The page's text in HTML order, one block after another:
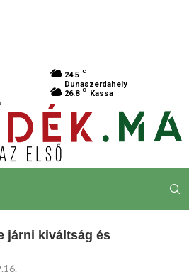
24.5 C
Dunaszerdahely
26.8 C Kassa
járni kiváltság és